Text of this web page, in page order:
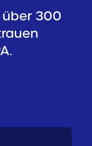
über 300